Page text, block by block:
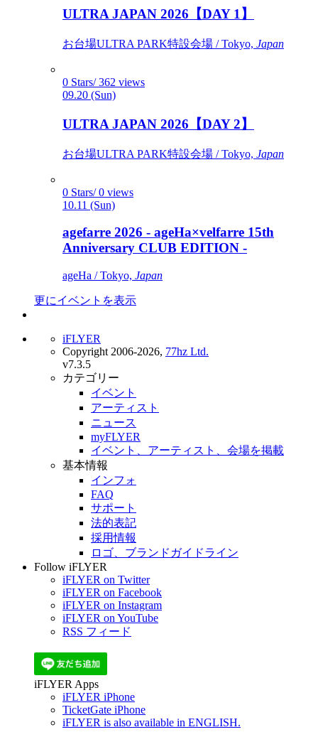
ULTRA JAPAN 2026【DAY 1】
お台場ULTRA PARK特設会場 / Tokyo, Japan
0 Stars/ 362 views
09.20 (Sun)
ULTRA JAPAN 2026【DAY 2】
お台場ULTRA PARK特設会場 / Tokyo, Japan
0 Stars/ 0 views
10.11 (Sun)
agefarre 2026 - ageHa×velfarre 15th
Anniversary CLUB EDITION -
ageHa / Tokyo, Japan
更にイベントを表示
iFLYER
Copyright 2006-2026, 77hz Ltd.
v7.3.5
カテゴリー
イベント
アーティスト
ニュース
myFLYER
イベント、アーティスト、会場を掲載
基本情報
インフォ
FAQ
サポート
法的表記
採用情報
ロゴ、ブランドガイドライン
Follow iFLYER
iFLYER on Twitter
iFLYER on Facebook
iFLYER on Instagram
iFLYER on YouTube
RSS フィード
iFLYER Apps
iFLYER iPhone
TicketGate iPhone
iFLYER is also available in ENGLISH.